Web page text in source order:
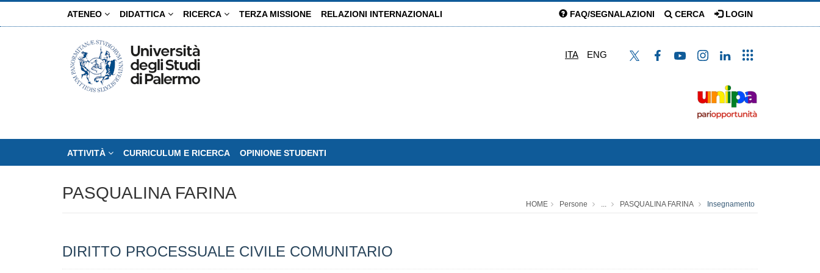
ATENEO DIDATTICA RICERCA TERZA MISSIONE RELAZIONI INTERNAZIONALI FAQ/SEGNALAZIONI CERCA LOGIN
ITA ENG
ATTIVITÀ CURRICULUM E RICERCA OPINIONE STUDENTI
PASQUALINA FARINA
HOME Persone ... PASQUALINA FARINA Insegnamento
DIRITTO PROCESSUALE CIVILE COMUNITARIO